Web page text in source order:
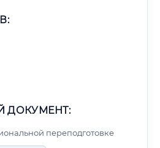
ДОКУМЕНТ:
переподготовке